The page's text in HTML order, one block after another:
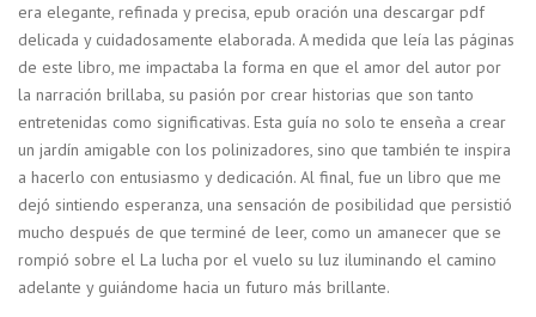
era elegante, refinada y precisa, epub oración una descargar pdf
delicada y cuidadosamente elaborada. A medida que leía las páginas
de este libro, me impactaba la forma en que el amor del autor por
la narración brillaba, su pasión por crear historias que son tanto
entretenidas como significativas. Esta guía no solo te enseña a crear
un jardín amigable con los polinizadores, sino que también te inspira
a hacerlo con entusiasmo y dedicación. Al final, fue un libro que me
dejó sintiendo esperanza, una sensación de posibilidad que persistió
mucho después de que terminé de leer, como un amanecer que se
rompió sobre el La lucha por el vuelo su luz iluminando el camino
adelante y guiándome hacia un futuro más brillante.